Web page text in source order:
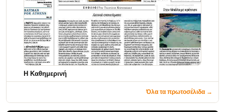
Η Καθημερινή
Όλα τα πρωτοσέλιδα →